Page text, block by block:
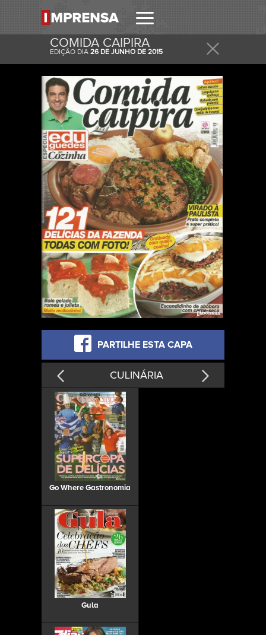
COMIDA CAIPIRA
EDIÇÃO DIA 26 DE JUNHO DE 2015
RECEBER
RECEBA ESTA E OUTRAS CAPAS NO SEU EMAIL
DIARIAMENTE.
PARTILHE ESTA CAPA
CULINÁRIA
Go Where Gastronomia
Gula